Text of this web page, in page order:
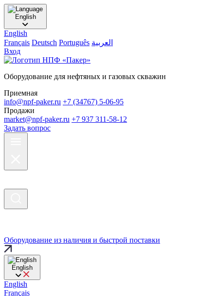
English
English
Français Deutsch Português العربية
Вход
Оборудование для нефтяных и газовых скважин
Приемная
info@npf-paker.ru +7 (34767) 5-06-95
Продажи
market@npf-paker.ru +7 937 311-58-12
Задать вопрос
Оборудование из наличия и быстрой поставки
English
English
Français